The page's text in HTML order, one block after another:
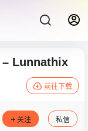
– Lunnathix
前往下载
关注 私信